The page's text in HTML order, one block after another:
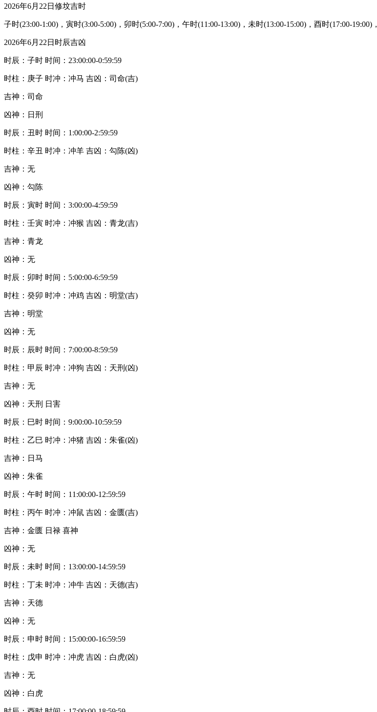
2026年6月22日修坟吉时
子时(23:00-1:00)，寅时(3:00-5:00)，卯时(5:00-7:00)，午时(11:00-13:00)，未时(13:00-15:00)，酉时(17:00-19:00)，
2026年6月22日时辰吉凶
时辰：子时 时间：23:00:00-0:59:59
时柱：庚子 时冲：冲马 吉凶：司命(吉)
吉神：司命
凶神：日刑
时辰：丑时 时间：1:00:00-2:59:59
时柱：辛丑 时冲：冲羊 吉凶：勾陈(凶)
吉神：无
凶神：勾陈
时辰：寅时 时间：3:00:00-4:59:59
时柱：壬寅 时冲：冲猴 吉凶：青龙(吉)
吉神：青龙
凶神：无
时辰：卯时 时间：5:00:00-6:59:59
时柱：癸卯 时冲：冲鸡 吉凶：明堂(吉)
吉神：明堂
凶神：无
时辰：辰时 时间：7:00:00-8:59:59
时柱：甲辰 时冲：冲狗 吉凶：天刑(凶)
吉神：无
凶神：天刑 日害
时辰：巳时 时间：9:00:00-10:59:59
时柱：乙巳 时冲：冲猪 吉凶：朱雀(凶)
吉神：日马
凶神：朱雀
时辰：午时 时间：11:00:00-12:59:59
时柱：丙午 时冲：冲鼠 吉凶：金匮(吉)
吉神：金匮 日禄 喜神
凶神：无
时辰：未时 时间：13:00:00-14:59:59
时柱：丁未 时冲：冲牛 吉凶：天德(吉)
吉神：天德
凶神：无
时辰：申时 时间：15:00:00-16:59:59
时柱：戊申 时冲：冲虎 吉凶：白虎(凶)
吉神：无
凶神：白虎